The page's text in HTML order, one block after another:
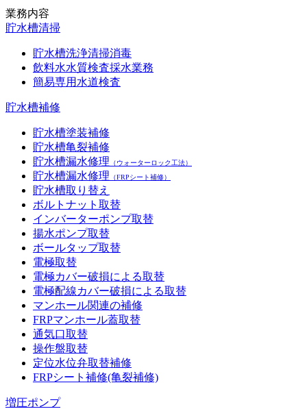
業務内容
貯水槽清掃
貯水槽洗浄清掃消毒
飲料水水質検査採水業務
簡易専用水道検査
貯水槽補修
貯水槽塗装補修
貯水槽亀裂補修
貯水槽漏水修理 （ウォーターロック工法）
貯水槽漏水修理 （FRPシート補修）
貯水槽取り替え
ボルトナット取替
インバーターポンプ取替
揚水ポンプ取替
ボールタップ取替
電極取替
電極カバー破損による取替
電極配線カバー破損による取替
マンホール関連の補修
FRPマンホール蓋取替
通気口取替
操作盤取替
定位水位弁取替補修
FRPシート補修(亀裂補修)
増圧ポンプ